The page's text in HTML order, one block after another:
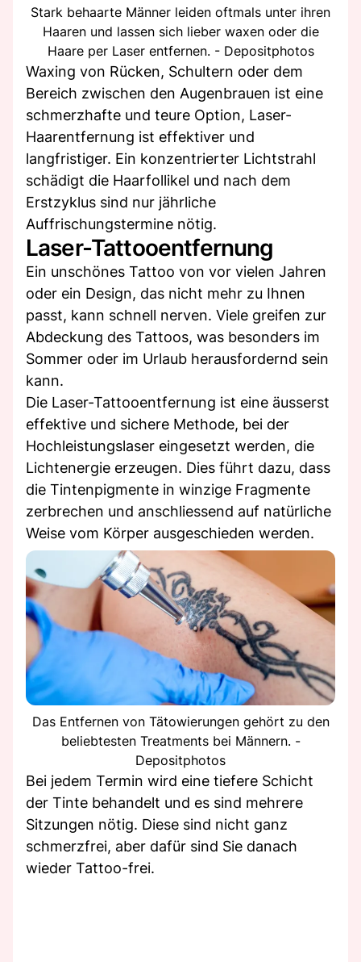
Stark behaarte Männer leiden oftmals unter ihren
Haaren und lassen sich lieber waxen oder die
Haare per Laser entfernen. - Depositphotos
Waxing von Rücken, Schultern oder dem
Bereich zwischen den Augenbrauen ist eine
schmerzhafte und teure Option, Laser-
Haarentfernung ist effektiver und
langfristiger. Ein konzentrierter Lichtstrahl
schädigt die Haarfollikel und nach dem
Erstzyklus sind nur jährliche
Auffrischungstermine nötig.
Laser-Tattooentfernung
Ein unschönes Tattoo von vor vielen Jahren
oder ein Design, das nicht mehr zu Ihnen
passt, kann schnell nerven. Viele greifen zur
Abdeckung des Tattoos, was besonders im
Sommer oder im Urlaub herausfordernd sein
kann.
Die Laser-Tattooentfernung ist eine äusserst
effektive und sichere Methode, bei der
Hochleistungslaser eingesetzt werden, die
Lichtenergie erzeugen. Dies führt dazu, dass
die Tintenpigmente in winzige Fragmente
zerbrechen und anschliessend auf natürliche
Weise vom Körper ausgeschieden werden.
Das Entfernen von Tätowierungen gehört zu den
beliebtesten Treatments bei Männern. -
Depositphotos
Bei jedem Termin wird eine tiefere Schicht
der Tinte behandelt und es sind mehrere
Sitzungen nötig. Diese sind nicht ganz
schmerzfrei, aber dafür sind Sie danach
wieder Tattoo-frei.